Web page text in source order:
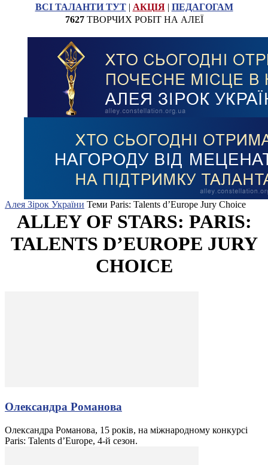
ВСІ ТАЛАНТИ ТУТ| АКЦІЯ| ПЕДАГОГАМ
7627ТВОРЧИХ РОБІТ НА АЛЕЇ
Алея Зірок України Теми Paris: Talents d’Europe Jury Choice
ALLEY OF STARS: PARIS:
TALENTS D’EUROPE JURY
CHOICE
Олександра Романова
Олександра Романова, 15 років, на міжнародному конкурсі
Paris: Talents d’Europe, 4-й сезон.